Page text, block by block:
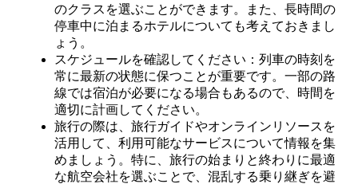
のクラスを選ぶことができます。また、長時間の
停車中に泊まるホテルについても考えておきまし
ょう。
スケジュールを確認してください：列車の時刻を
常に最新の状態に保つことが重要です。一部の路
線では宿泊が必要になる場合もあるので、時間を
適切に計画してください。
旅行の際は、旅行ガイドやオンラインリソースを
活用して、利用可能なサービスについて情報を集
めましょう。特に、旅行の始まりと終わりに最適
な航空会社を選ぶことで、混乱する乗り継ぎを避